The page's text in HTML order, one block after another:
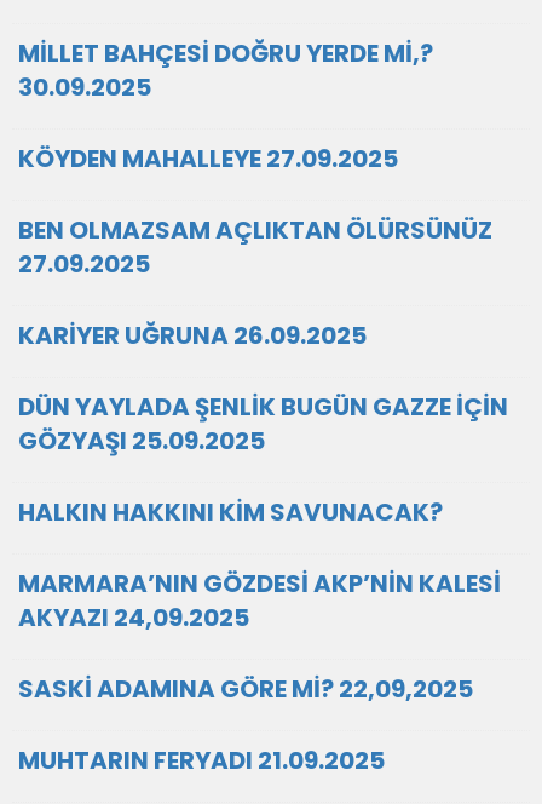
MİLLET BAHÇESİ DOĞRU YERDE Mİ,?
30.09.2025
KÖYDEN MAHALLEYE 27.09.2025
BEN OLMAZSAM AÇLIKTAN ÖLÜRSÜNÜZ
27.09.2025
KARİYER UĞRUNA 26.09.2025
DÜN YAYLADA ŞENLİK BUGÜN GAZZE İÇİN
GÖZYAŞI 25.09.2025
HALKIN HAKKINI KİM SAVUNACAK?
MARMARA’NIN GÖZDESİ AKP’NİN KALESİ
AKYAZI 24,09.2025
SASKİ ADAMINA GÖRE Mİ? 22,09,2025
MUHTARIN FERYADI 21.09.2025